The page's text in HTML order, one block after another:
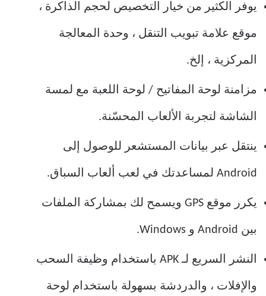
يوفر الكثير من خيار التخصيص لحجم الذاكرة ،
موقع علامة تبويب التنقل ، وحدة المعالجة
المركزية ، إلخ.
مزامنة لوحة المفاتيح / لوحة اللعبة مع لمسة
الشاشة لتجربة الألعاب المحسّنة.
ينتقل عبر بيانات المستشعر للوصول إلى
Android لمساعدتك في لعب ألعاب السباق.
يكرر موقع GPS ويسمح لك بمشاركة الملفات
بين Android و Windows.
النشر السريع لـ APK باستخدام وظيفة السحب
والإفلات ، والدردشة بسهولة باستخدام لوحة